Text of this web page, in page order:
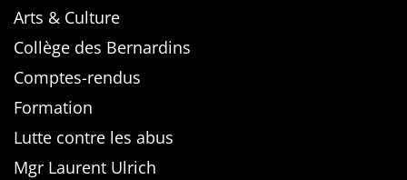
Arts & Culture
Collège des Bernardins
Comptes-rendus
Formation
Lutte contre les abus
Mgr Laurent Ulrich